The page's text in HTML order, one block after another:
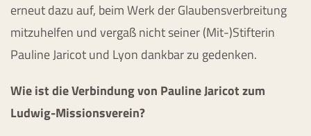
erneut dazu auf, beim Werk der Glaubensverbreitung
mitzuhelfen und vergaß nicht seiner (Mit-)Stifterin
Pauline Jaricot und Lyon dankbar zu gedenken.
Wie ist die Verbindung von Pauline Jaricot zum
Ludwig-Missionsverein?